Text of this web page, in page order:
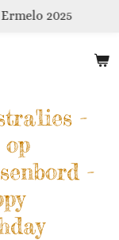
2025
-
-